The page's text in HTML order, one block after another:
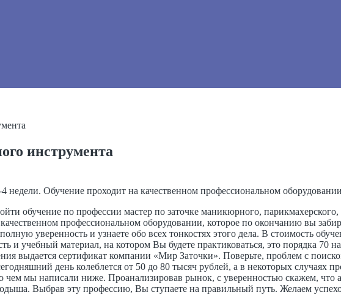
инструмента
Обучение проходит на качественном профессиональном
обучение по профессии мастер по заточке маникюрного,
профессиональном оборудовании, которое по окончанию вы
уверенность и узнаете обо всех тонкостях этого дела. В стоимость
и учебный материал, на котором Вы будете практиковаться, это порядка 70
выдается сертификат компании «Мир Заточки». Поверьте, проблем с
день колеблется от 50 до 80 тысяч рублей, а в некоторых случаях
чем мы написали ниже. Проанализировав рынок, с уверенностью скажем, что
Выбрав эту профессию, Вы ступаете на правильный путь. Желаем